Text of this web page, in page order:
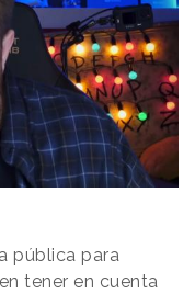
pública para
tener en cuenta